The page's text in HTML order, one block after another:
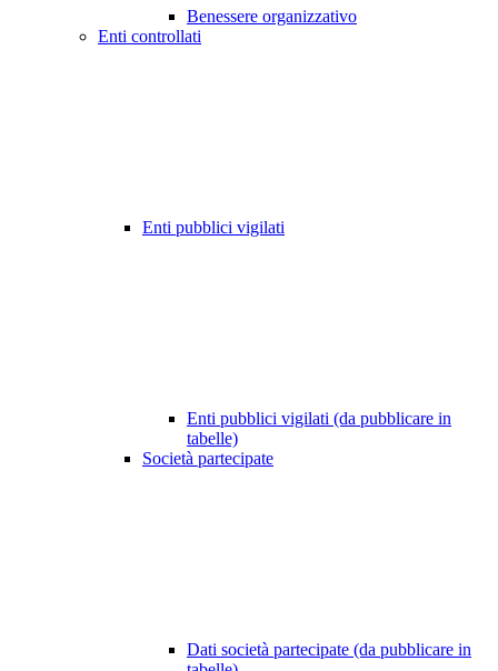
Benessere organizzativo
Enti controllati
Enti pubblici vigilati
Enti pubblici vigilati (da pubblicare in
tabelle)
Società partecipate
Dati società partecipate (da pubblicare in